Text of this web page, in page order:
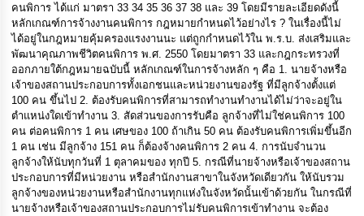
คนพิการ ได้แก่ มาตรา 33 34 35 36 37 38 และ 39 โดยมีรายละเอียดดังนี้
หลักเกณฑ์การจ้างงานคนพิการ กฎหมายกำหนดไว้อย่างไร ? ในเรื่องนี้ไม่
ได้อยู่ในกฎหมายคุ้มครองแรงงานนะ แต่ถูกกำหนดไว้ใน พ.ร.บ. ส่งเสริมและ
พัฒนาคุณภาพชีวิตคนพิการ พ.ศ. 2550 โดยมาตรา 33 และกฎกระทรวงที่
ออกภายใต้กฎหมายฉบับนี้ หลักเกณฑ์ในการจ้างหลัก ๆ คือ 1. นายจ้างหรือ
เจ้าของสถานประกอบการทั้งเอกชนและหน่วยงานของรัฐ ที่มีลูกจ้างตั้งแต่
100 คน ขึ้นไป 2. ต้องรับคนพิการที่สามารถทำงานทำงานได้ไม่ว่าจะอยู่ใน
ตำแหน่งใดเข้าทำงาน 3. สัดส่วนของการรับคือ ลูกจ้างที่ไม่ใช่คนพิการ 100
คน ต่อคนพิการ 1 คน เศษของ 100 ถ้าเกิน 50 คน ต้องรับคนพิการเพิ่มขึ้นอีก
1 คน เช่น มีลูกจ้าง 151 คน ก็ต้องจ้างคนพิการ 2 คน 4. การนับจำนวน
ลูกจ้างให้นับทุกวันที่ 1 ตุลาคมของ ทุกปี 5. กรณีที่นายจ้างหรือเจ้าของสถาน
ประกอบการที่มีหน่วยงาน หรือสำนักงานสาขาในจังหวัดเดียวกัน ให้นับรวม
ลูกจ้างของหน่วยงานหรือสำนักงานทุกแห่งในจังหวัดนั้นเข้าด้วยกัน ในกรณีที่
นายจ้างหรือเจ้าของสถานประกอบการไม่รับคนพิการเข้าทำงาน จะต้อง